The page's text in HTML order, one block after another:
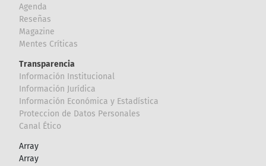
Agenda
Reseñas
Magazine
Mentes Críticas
Transparencia
Información Institucional
Información Jurídica
Información Económica y Estadística
Proteccion de Datos Personales
Canal Ético
Array
Array